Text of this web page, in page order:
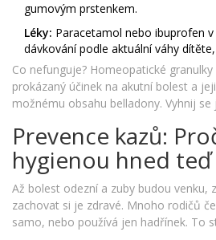
gumovým prstenkem.
Léky: Paracetamol nebo ibuprofen
dávkování podle aktuální váhy
Co nefunguje? Homeopatické
prokázaný účinek na akutní bolest a
možnému obsahu belladony. Vyhnij se
Prevence kazů:
hygienou hned teď
Až bolest odezní a zuby budou venku,
zachovat si je zdravé. Mnoho rodičů
samo, nebo používá jen hadřínek. To